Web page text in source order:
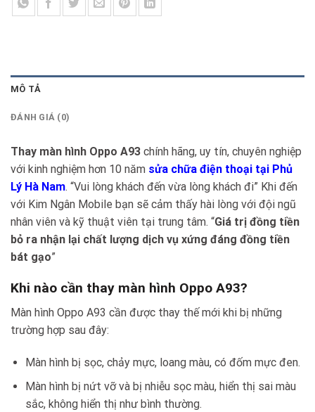
MÔ TẢ
ĐÁNH GIÁ (0)
Thay màn hình Oppo A93 chính hãng, uy tín, chuyên nghiệp
với kinh nghiệm hơn 10 năm sửa chữa điện thoại tại Phủ
Lý Hà Nam. “Vui lòng khách đến vừa lòng khách đi” Khi đến
với Kim Ngân Mobile bạn sẽ cảm thấy hài lòng với đội ngũ
nhân viên và kỹ thuật viên tại trung tâm. “Giá trị đồng tiền
bỏ ra nhận lại chất lượng dịch vụ xứng đáng đồng tiền
bát gạo”
Khi nào cần thay màn hình Oppo A93?
Màn hình Oppo A93 cần được thay thế mới khi bị những
trường hợp sau đây:
Màn hình bị sọc, chảy mực, loang màu, có đốm mực đen.
Màn hình bị nứt vỡ và bị nhiễu sọc màu, hiển thị sai màu
sắc, không hiển thị như bình thường.